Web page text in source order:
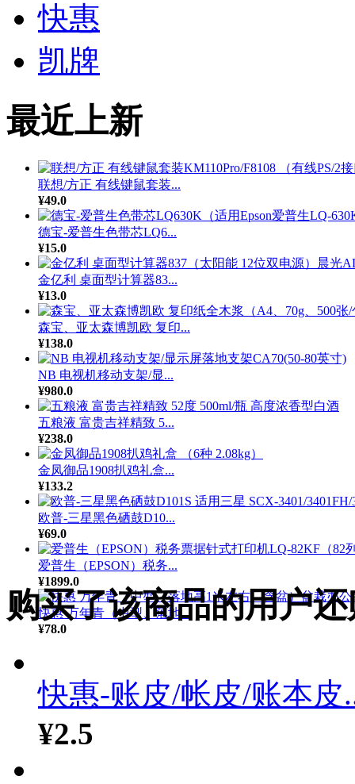
快惠
凯牌
最近上新
联想/方正 有线键鼠套装...
¥49.0
德宝-爱普生色带芯LQ6...
¥15.0
金亿利 桌面型计算器83...
¥13.0
森宝、亚太森博凯欧 复印...
¥138.0
NB 电视机移动支架/显...
¥980.0
五粮液 富贵吉祥精致 5...
¥238.0
金凤御品1908扒鸡礼盒...
¥133.2
欧普-三星黑色硒鼓D10...
¥69.0
爱普生（EPSON）税务...
¥1899.0
快惠 万年青（中型、落地...
¥78.0
购买了该商品的用户
快惠-账皮/帐皮/账本皮
¥2.5